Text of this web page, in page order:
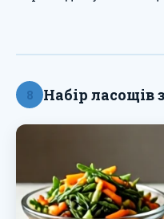
8 Набір ласощів